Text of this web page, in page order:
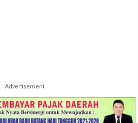
Advertisement